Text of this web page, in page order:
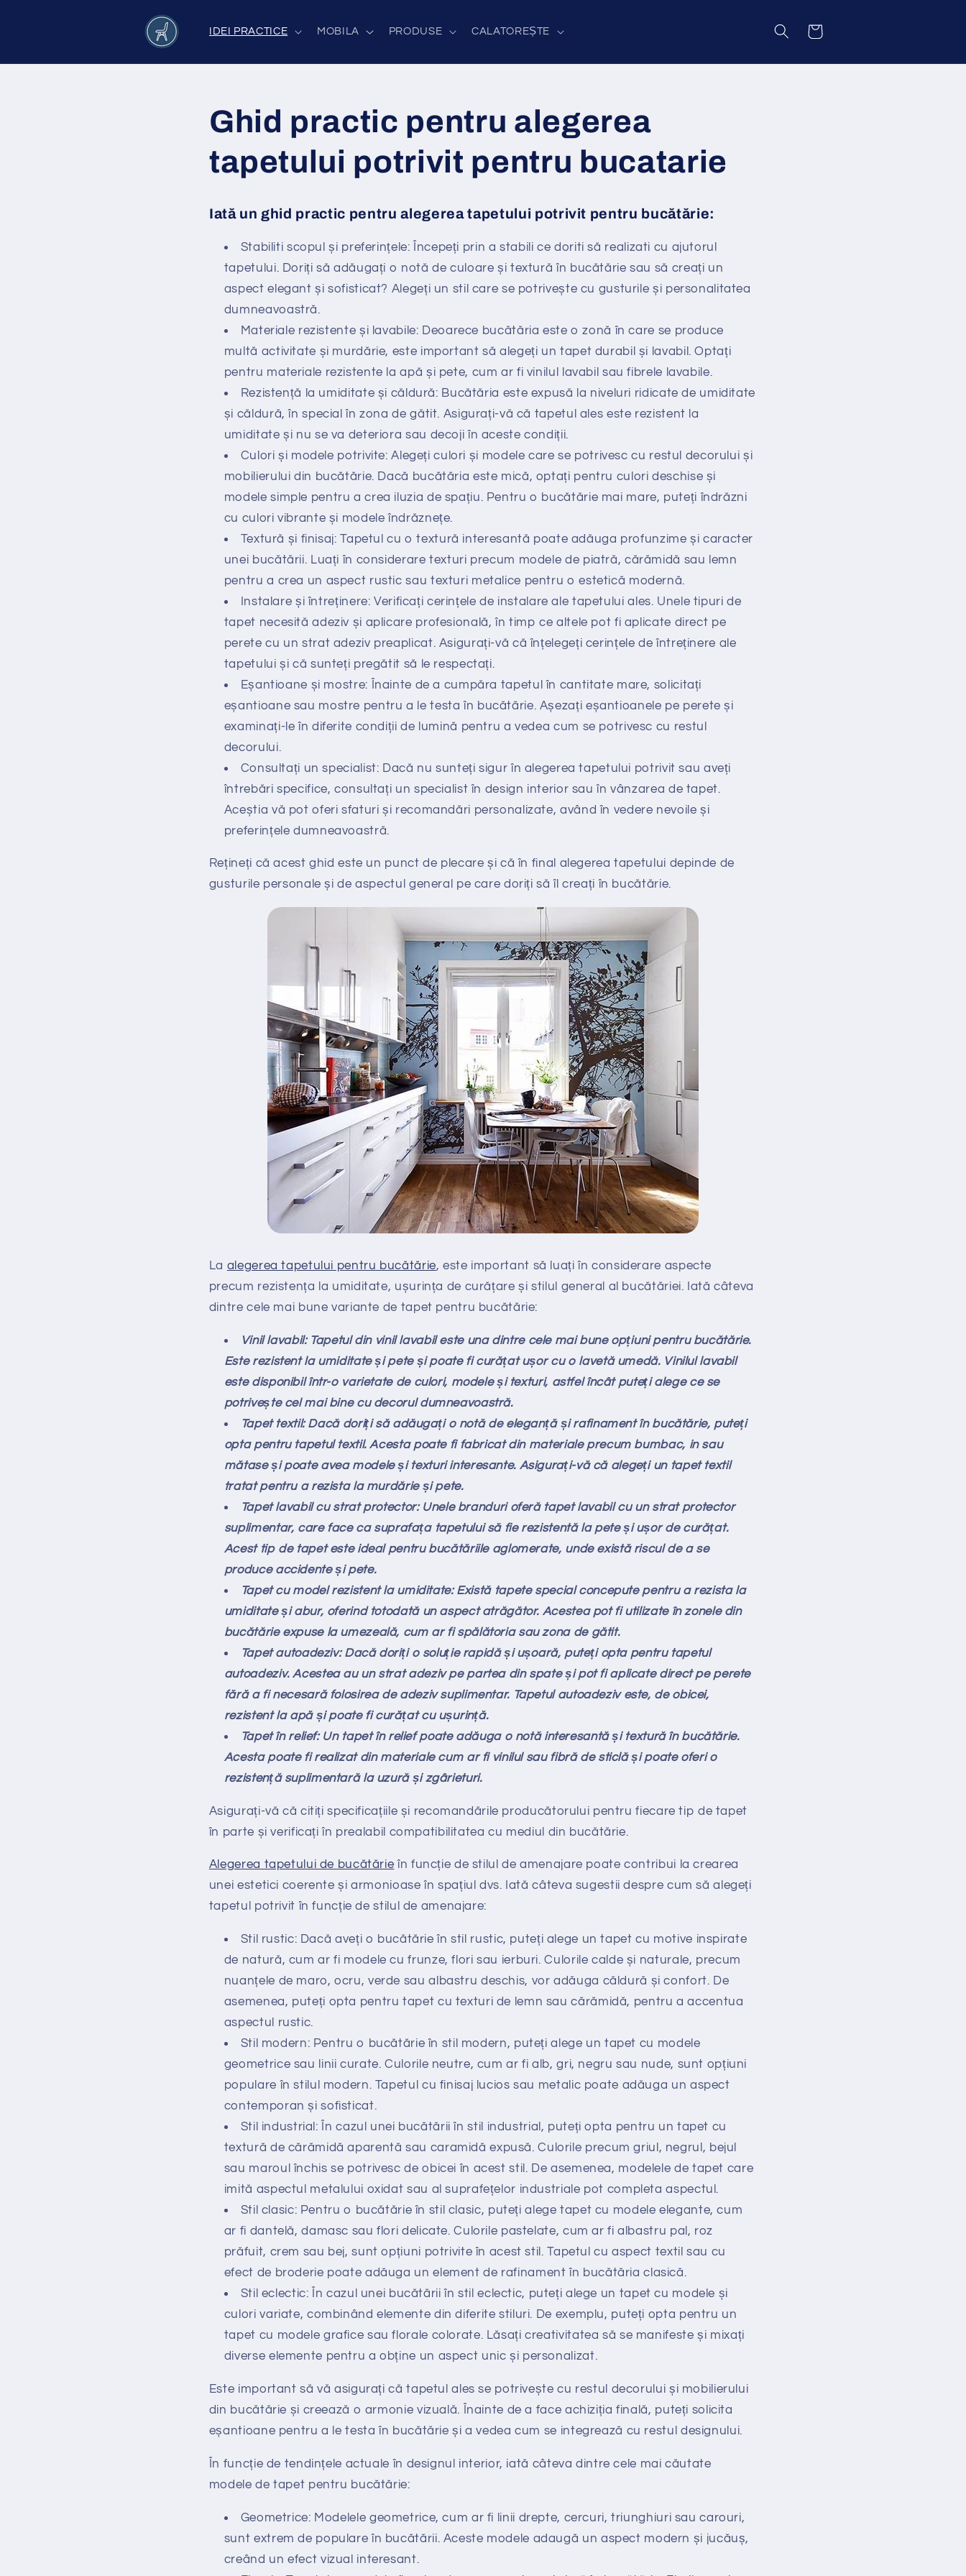
IDEI PRACTICE MOBILA PRODUSE CALATOREȘTE Coș
Ghid practic pentru alegerea
tapetului potrivit pentru bucatarie
Iată un ghid practic pentru alegerea tapetului potrivit pentru bucătărie:
Stabiliti scopul și preferințele: Începeți prin a stabili ce doriti să realizati cu ajutorul
tapetului. Doriți să adăugați o notă de culoare și textură în bucătărie sau să creați un
aspect elegant și sofisticat? Alegeți un stil care se potrivește cu gusturile și personalitatea
dumneavoastră.
Materiale rezistente și lavabile: Deoarece bucătăria este o zonă în care se produce
multă activitate și murdărie, este important să alegeți un tapet durabil și lavabil. Optați
pentru materiale rezistente la apă și pete, cum ar fi vinilul lavabil sau fibrele lavabile.
Rezistență la umiditate și căldură: Bucătăria este expusă la niveluri ridicate de umiditate
și căldură, în special în zona de gătit. Asigurați-vă că tapetul ales este rezistent la
umiditate și nu se va deteriora sau decoji în aceste condiții.
Culori și modele potrivite: Alegeți culori și modele care se potrivesc cu restul decorului și
mobilierului din bucătărie. Dacă bucătăria este mică, optați pentru culori deschise și
modele simple pentru a crea iluzia de spațiu. Pentru o bucătărie mai mare, puteți îndrăzni
cu culori vibrante și modele îndrăznețe.
Textură și finisaj: Tapetul cu o textură interesantă poate adăuga profunzime și caracter
unei bucătării. Luați în considerare texturi precum modele de piatră, cărămidă sau lemn
pentru a crea un aspect rustic sau texturi metalice pentru o estetică modernă.
Instalare și întreținere: Verificați cerințele de instalare ale tapetului ales. Unele tipuri de
tapet necesită adeziv și aplicare profesională, în timp ce altele pot fi aplicate direct pe
perete cu un strat adeziv preaplicat. Asigurați-vă că înțelegeți cerințele de întreținere ale
tapetului și că sunteți pregătit să le respectați.
Eșantioane și mostre: Înainte de a cumpăra tapetul în cantitate mare, solicitați
eșantioane sau mostre pentru a le testa în bucătărie. Așezați eșantioanele pe perete și
examinați-le în diferite condiții de lumină pentru a vedea cum se potrivesc cu restul
decorului.
Consultați un specialist: Dacă nu sunteți sigur în alegerea tapetului potrivit sau aveți
întrebări specifice, consultați un specialist în design interior sau în vânzarea de tapet.
Aceștia vă pot oferi sfaturi și recomandări personalizate, având în vedere nevoile și
preferințele dumneavoastră.
Rețineți că acest ghid este un punct de plecare și că în final alegerea tapetului depinde de
gusturile personale și de aspectul general pe care doriți să îl creați în bucătărie.
La alegerea tapetului pentru bucătărie, este important să luați în considerare aspecte
precum rezistența la umiditate, ușurința de curățare și stilul general al bucătăriei. Iată câteva
dintre cele mai bune variante de tapet pentru bucătărie:
Vinil lavabil: Tapetul din vinil lavabil este una dintre cele mai bune opțiuni pentru bucătărie.
Este rezistent la umiditate și pete și poate fi curățat ușor cu o lavetă umedă. Vinilul lavabil
este disponibil într-o varietate de culori, modele și texturi, astfel încât puteți alege ce se
potrivește cel mai bine cu decorul dumneavoastră.
Tapet textil: Dacă doriți să adăugați o notă de eleganță și rafinament în bucătărie, puteți
opta pentru tapetul textil. Acesta poate fi fabricat din materiale precum bumbac, in sau
mătase și poate avea modele și texturi interesante. Asigurați-vă că alegeți un tapet textil
tratat pentru a rezista la murdărie și pete.
Tapet lavabil cu strat protector: Unele branduri oferă tapet lavabil cu un strat protector
suplimentar, care face ca suprafața tapetului să fie rezistentă la pete și ușor de curățat.
Acest tip de tapet este ideal pentru bucătăriile aglomerate, unde există riscul de a se
produce accidente și pete.
Tapet cu model rezistent la umiditate: Există tapete special concepute pentru a rezista la
umiditate și abur, oferind totodată un aspect atrăgător. Acestea pot fi utilizate în zonele din
bucătărie expuse la umezeală, cum ar fi spălătoria sau zona de gătit.
Tapet autoadeziv: Dacă doriți o soluție rapidă și ușoară, puteți opta pentru tapetul
autoadeziv. Acestea au un strat adeziv pe partea din spate și pot fi aplicate direct pe perete
fără a fi necesară folosirea de adeziv suplimentar. Tapetul autoadeziv este, de obicei,
rezistent la apă și poate fi curățat cu ușurință.
Tapet în relief: Un tapet în relief poate adăuga o notă interesantă și textură în bucătărie.
Acesta poate fi realizat din materiale cum ar fi vinilul sau fibră de sticlă și poate oferi o
rezistență suplimentară la uzură și zgârieturi.
Asigurați-vă că citiți specificațiile și recomandările producătorului pentru fiecare tip de tapet
în parte și verificați în prealabil compatibilitatea cu mediul din bucătărie.
Alegerea tapetului de bucătărie în funcție de stilul de amenajare poate contribui la crearea
unei estetici coerente și armonioase în spațiul dvs. Iată câteva sugestii despre cum să alegeți
tapetul potrivit în funcție de stilul de amenajare:
Stil rustic: Dacă aveți o bucătărie în stil rustic, puteți alege un tapet cu motive inspirate
de natură, cum ar fi modele cu frunze, flori sau ierburi. Culorile calde și naturale, precum
nuanțele de maro, ocru, verde sau albastru deschis, vor adăuga căldură și confort. De
asemenea, puteți opta pentru tapet cu texturi de lemn sau cărămidă, pentru a accentua
aspectul rustic.
Stil modern: Pentru o bucătărie în stil modern, puteți alege un tapet cu modele
geometrice sau linii curate. Culorile neutre, cum ar fi alb, gri, negru sau nude, sunt opțiuni
populare în stilul modern. Tapetul cu finisaj lucios sau metalic poate adăuga un aspect
contemporan și sofisticat.
Stil industrial: În cazul unei bucătării în stil industrial, puteți opta pentru un tapet cu
textură de cărămidă aparentă sau caramidă expusă. Culorile precum griul, negrul, bejul
sau maroul închis se potrivesc de obicei în acest stil. De asemenea, modelele de tapet care
imită aspectul metalului oxidat sau al suprafețelor industriale pot completa aspectul.
Stil clasic: Pentru o bucătărie în stil clasic, puteți alege tapet cu modele elegante, cum
ar fi dantelă, damasc sau flori delicate. Culorile pastelate, cum ar fi albastru pal, roz
prăfuit, crem sau bej, sunt opțiuni potrivite în acest stil. Tapetul cu aspect textil sau cu
efect de broderie poate adăuga un element de rafinament în bucătăria clasică.
Stil eclectic: În cazul unei bucătării în stil eclectic, puteți alege un tapet cu modele și
culori variate, combinând elemente din diferite stiluri. De exemplu, puteți opta pentru un
tapet cu modele grafice sau florale colorate. Lăsați creativitatea să se manifeste și mixați
diverse elemente pentru a obține un aspect unic și personalizat.
Este important să vă asigurați că tapetul ales se potrivește cu restul decorului și mobilierului
din bucătărie și creează o armonie vizuală. Înainte de a face achiziția finală, puteți solicita
eșantioane pentru a le testa în bucătărie și a vedea cum se integrează cu restul designului.
În funcție de tendințele actuale în designul interior, iată câteva dintre cele mai căutate
modele de tapet pentru bucătărie:
Geometrice: Modelele geometrice, cum ar fi linii drepte, cercuri, triunghiuri sau carouri,
sunt extrem de populare în bucătării. Aceste modele adaugă un aspect modern și jucăuș,
creând un efect vizual interesant.